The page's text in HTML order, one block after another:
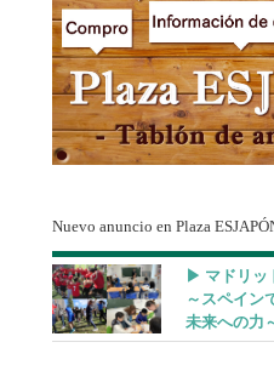
Nuevo anuncio en Plaza
▶︎ マドリッ
～スペイン
未来への力